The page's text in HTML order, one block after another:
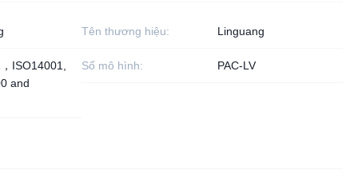
Tên thương hiệu: Linguang
ISO14001,
and
Số mô hình: PAC-LV